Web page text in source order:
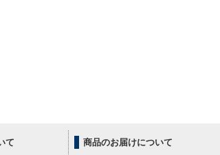
て 商品のお届けについて